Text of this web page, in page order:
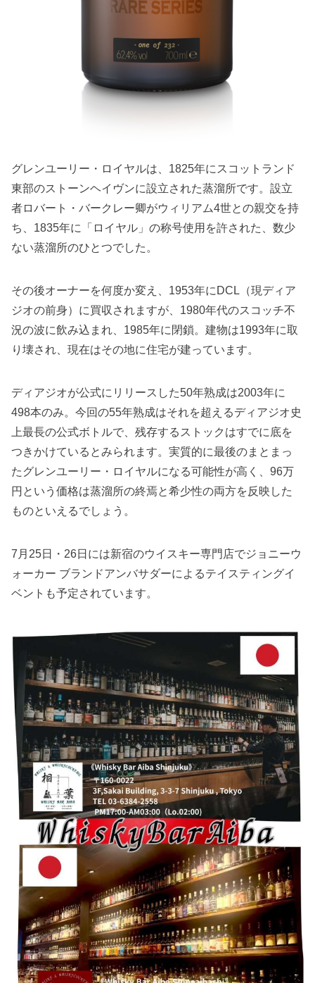
グレンユーリー・ロイヤルは、1825年にスコットランド
東部のストーンヘイヴンに設立された蒸溜所です。設立
者ロバート・バークレー卿がウィリアム4世との親交を持
ち、1835年に「ロイヤル」の称号使用を許された、数少
ない蒸溜所のひとつでした。
その後オーナーを何度か変え、1953年にDCL（現ディア
ジオの前身）に買収されますが、1980年代のスコッチ不
況の波に飲み込まれ、1985年に閉鎖。建物は1993年に取
り壊され、現在はその地に住宅が建っています。
ディアジオが公式にリリースした50年熟成は2003年に
498本のみ。今回の55年熟成はそれを超えるディアジオ史
上最長の公式ボトルで、残存するストックはすでに底を
つきかけているとみられます。実質的に最後のまとまっ
たグレンユーリー・ロイヤルになる可能性が高く、96万
円という価格は蒸溜所の終焉と希少性の両方を反映した
ものといえるでしょう。
7月25日・26日には新宿のウイスキー専門店でジョニーウ
ォーカー ブランドアンバサダーによるテイスティングイ
ベントも予定されています。